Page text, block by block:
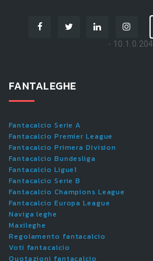
- 10.1.0.204
FANTALEGHE
Fantacalcio Serie A
Fantacalcio Premier League
Fantacalcio Primera Division
Fantacalcio Bundesliga
Fantacalcio Ligue1
Fantacalcio Serie B
Fantacalcio Champions League
Fantacalcio Europa League
Naviga leghe
Maxileghe
Regolamento fantacalcio
Voti fantacalcio
Quotazioni fantacalcio